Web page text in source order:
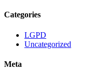
Categories
LGPD
Uncategorized
Meta